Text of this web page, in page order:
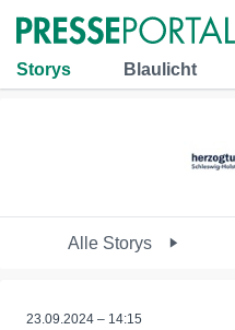
Storys Blaulicht
Alle Storys
23.09.2024 – 14:15